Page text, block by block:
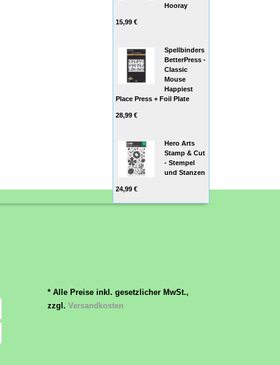
Hooray
15,99 €
Spellbinders
BetterPress -
Classic
Mouse
Happiest
Place Press + Foil Plate
28,99 €
Hero Arts
Stamp & Cut
- Stempel
und Stanzen
24,99 €
* Alle Preise inkl. gesetzlicher MwSt.,
zzgl. Versandkosten